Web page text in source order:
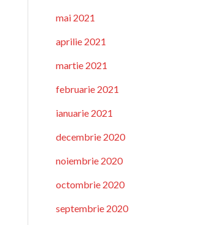
mai 2021
aprilie 2021
martie 2021
februarie 2021
ianuarie 2021
decembrie 2020
noiembrie 2020
octombrie 2020
septembrie 2020